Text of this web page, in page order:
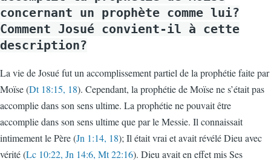
concernant un prophète comme lui?
Comment Josué convient-il à cette
description?
La vie de Josué fut un accomplissement partiel de la prophétie faite par
Moïse (Dt 18:15, 18). Cependant, la prophétie de Moïse ne s’était pas
accomplie dans son sens ultime. La prophétie ne pouvait être
accomplie dans son sens ultime que par le Messie. Il connaissait
intimement le Père (Jn 1:14, 18); Il était vrai et avait révélé Dieu avec
vérité (Lc 10:22, Jn 14:6, Mt 22:16). Dieu avait en effet mis Ses